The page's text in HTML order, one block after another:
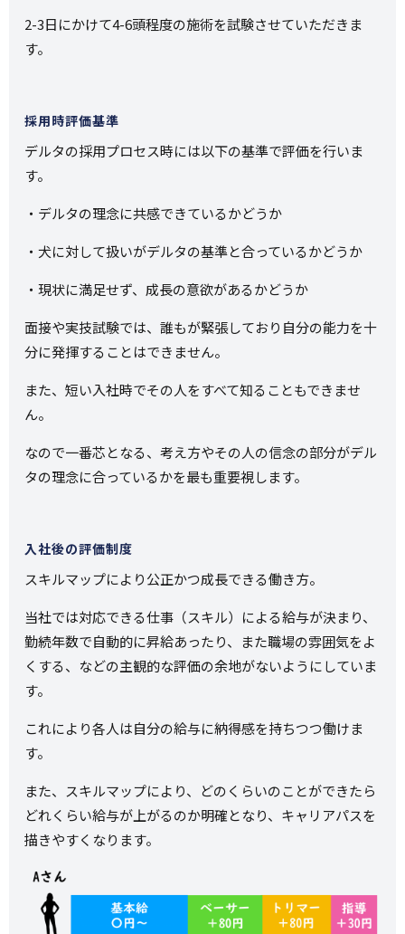
2-3日にかけて4-6頭程度の施術を試験させていただきま
す。
採用時評価基準
デルタの採用プロセス時には以下の基準で評価を行いま
す。
・デルタの理念に共感できているかどうか
・犬に対して扱いがデルタの基準と合っているかどうか
・現状に満足せず、成長の意欲があるかどうか
面接や実技試験では、誰もが緊張しており自分の能力を十
分に発揮することはできません。
また、短い入社時でその人をすべて知ることもできませ
ん。
なので一番芯となる、考え方やその人の信念の部分がデル
タの理念に合っているかを最も重要視します。
入社後の評価制度
スキルマップにより公正かつ成長できる働き方。
当社では対応できる仕事（スキル）による給与が決まり、
勤続年数で自動的に昇給あったり、また職場の雰囲気をよ
くする、などの主観的な評価の余地がないようにしていま
す。
これにより各人は自分の給与に納得感を持ちつつ働けま
す。
また、スキルマップにより、どのくらいのことができたら
どれくらい給与が上がるのか明確となり、キャリアパスを
描きやすくなります。